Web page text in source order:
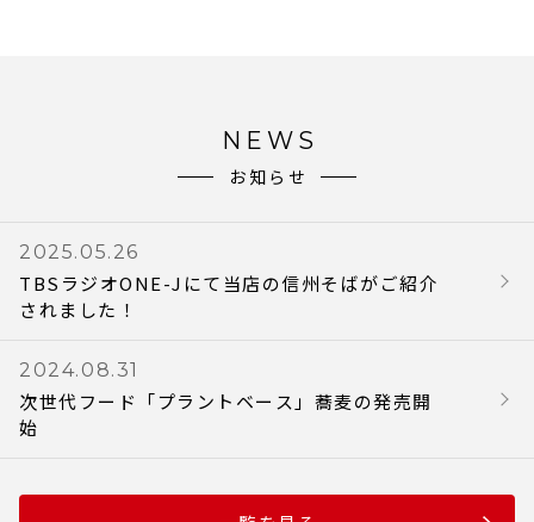
NEWS
お知らせ
2025.05.26
TBSラジオONE-Jにて当店の信州そばがご紹介
されました！
2024.08.31
次世代フード「プラントベース」蕎麦の発売開
始